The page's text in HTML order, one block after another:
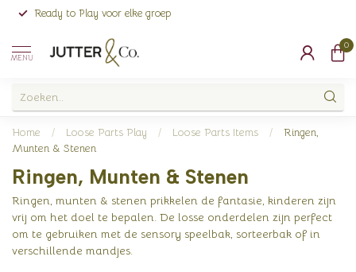
Ready to Play voor elke groep
MENU
0
Home / Loose Parts Play / Loose Parts Items /
Ringen,
Munten & Stenen
Ringen, Munten & Stenen
Ringen, munten & stenen prikkelen de fantasie, kinderen zijn
vrij om het doel te bepalen. De losse onderdelen zijn perfect
om te gebruiken met de sensory speelbak, sorteerbak of in
verschillende mandjes.